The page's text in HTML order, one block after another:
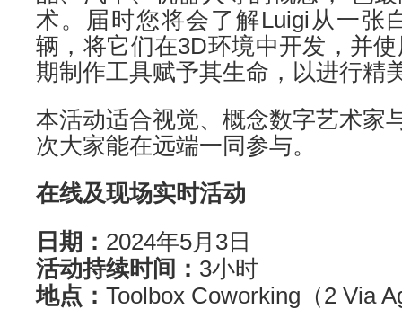
术。届时您将会了解Luigi从一张
辆，将它们在3D环境中开发，并
期制作工具赋予其生命，以进行精
本活动适合视觉、概念数字艺术家
次大家能在远端一同参与。
在线及现场实时活动
日期： 2024年5月3日
活动持续时间： 3小时
地点： Toolbox Coworking（2 Via